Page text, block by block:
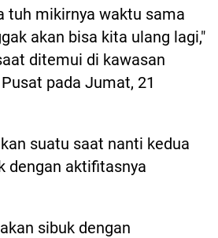
tuh mikirnya waktu sama
akan bisa kita ulang lagi,"
ditemui di kawasan
pada Jumat, 21
suatu saat nanti kedua
dengan aktifitasnya
sibuk dengan